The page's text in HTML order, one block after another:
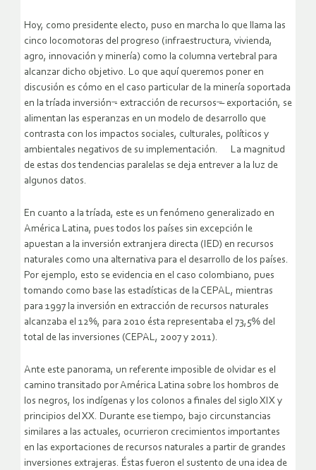
Hoy, como presidente electo, puso en marcha lo que llama las
cinco locomotoras del progreso (infraestructura, vivienda,
agro, innovación y minería) como la columna vertebral para
alcanzar dicho objetivo. Lo que aquí queremos poner en
discusión es cómo en el caso particular de la minería soportada
en la tríada inversión ̶- extracción de recursos ̶– exportación, se
alimentan las esperanzas en un modelo de desarrollo que
contrasta con los impactos sociales, culturales, políticos y
ambientales negativos de su implementación. La magnitud
de estas dos tendencias paralelas se deja entrever a la luz de
algunos datos.
En cuanto a la tríada, este es un fenómeno generalizado en
América Latina, pues todos los países sin excepción le
apuestan a la inversión extranjera directa (IED) en recursos
naturales como una alternativa para el desarrollo de los países.
Por ejemplo, esto se evidencia en el caso colombiano, pues
tomando como base las estadísticas de la CEPAL, mientras
para 1997 la inversión en extracción de recursos naturales
alcanzaba el 12%, para 2010 ésta representaba el 73,5% del
total de las inversiones (CEPAL, 2007 y 2011).
Ante este panorama, un referente imposible de olvidar es el
camino transitado por América Latina sobre los hombros de
los negros, los indígenas y los colonos a finales del siglo XIX y
principios del XX. Durante ese tiempo, bajo circunstancias
similares a las actuales, ocurrieron crecimientos importantes
en las exportaciones de recursos naturales a partir de grandes
inversiones extrajeras. Éstas fueron el sustento de una idea de